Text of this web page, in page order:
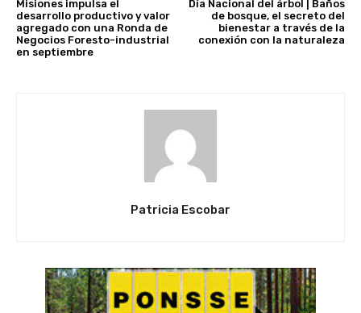
Misiones impulsa el
desarrollo productivo y valor
agregado con una Ronda de
Negocios Foresto-industrial
en septiembre
Día Nacional del árbol | Baños
de bosque, el secreto del
bienestar a través de la
conexión con la naturaleza
Patricia Escobar